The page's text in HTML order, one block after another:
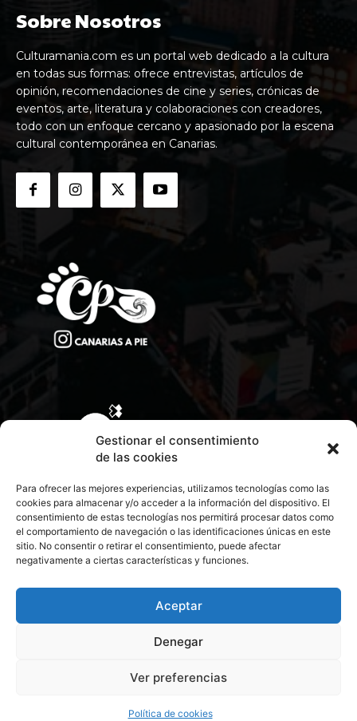
Gestionar el consentimiento
de las cookies
Para ofrecer las mejores experiencias, utilizamos tecnologías como las
cookies para almacenar y/o acceder a la información del dispositivo. El
consentimiento de estas tecnologías nos permitirá procesar datos como
el comportamiento de navegación o las identificaciones únicas en este
sitio. No consentir o retirar el consentimiento, puede afectar
negativamente a ciertas características y funciones.
Aceptar
Denegar
Ver preferencias
Política de cookies
Sobre Nosotros
Culturamania.com es un portal web dedicado a la cultura
en todas sus formas: ofrece entrevistas, artículos de
opinión, recomendaciones de cine y series, crónicas de
eventos, arte, literatura y colaboraciones con creadores,
todo con un enfoque cercano y apasionado por la escena
cultural contemporánea en Canarias.
CONTACTA CON NOSOTROS
© 2026 Todos los derechos reservados. Culturamanía